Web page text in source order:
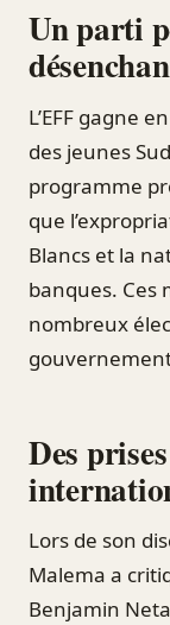
Un parti
L’EFF gagne
des jeunes
programme
que
Blancs et la
banques. Ces
nombreux
Des
Lors de son
Malema a
Benjamin